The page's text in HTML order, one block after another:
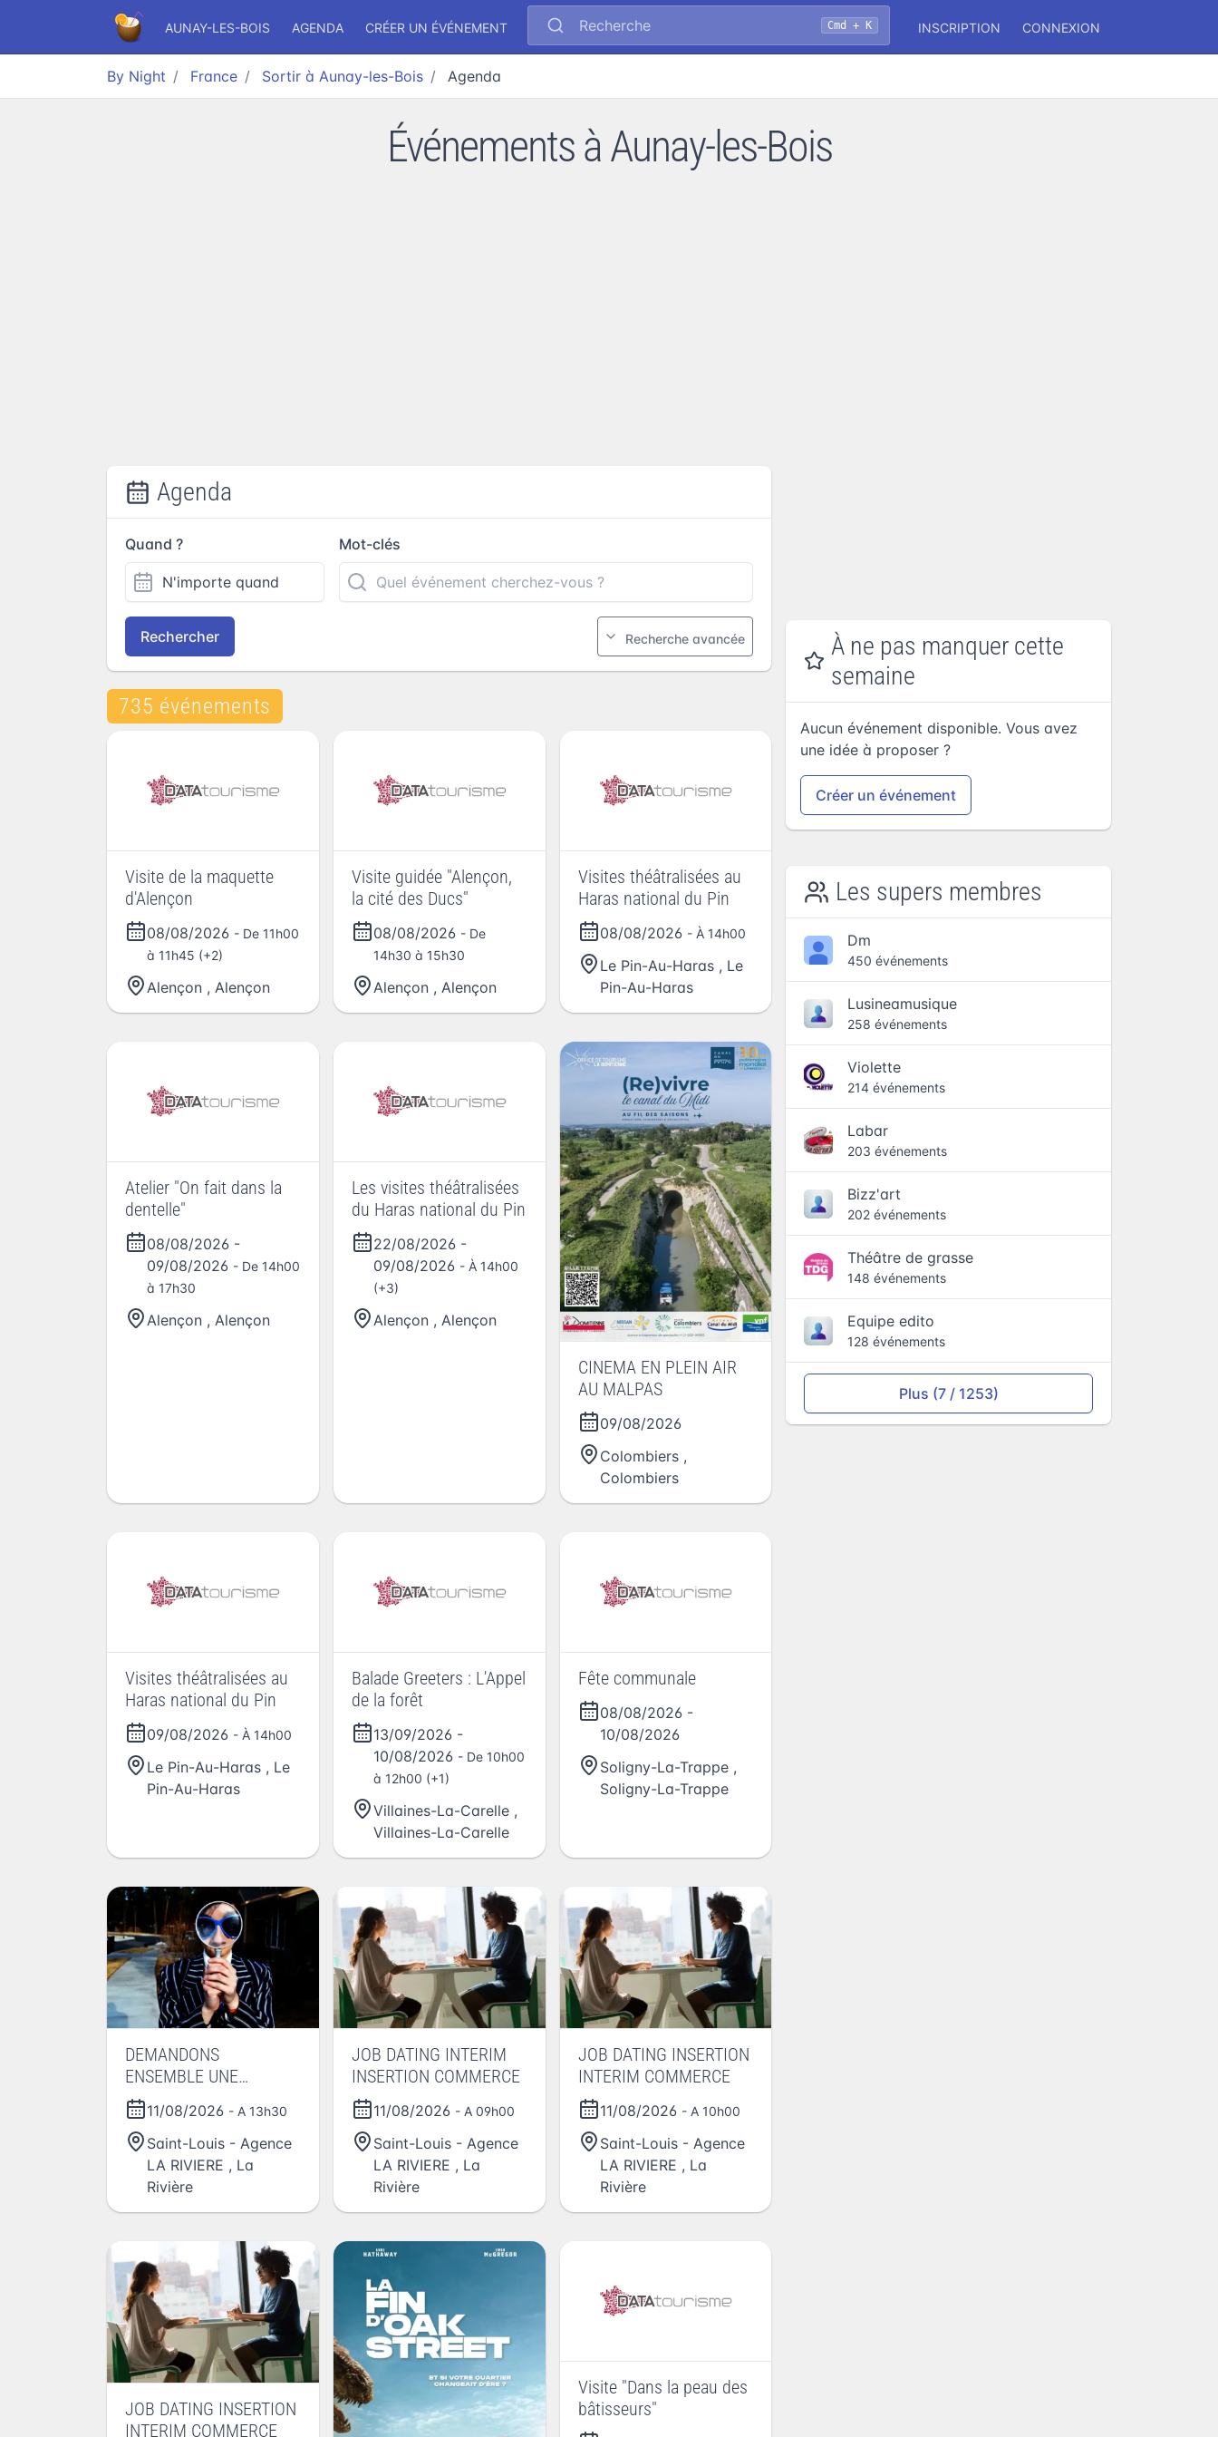
AUNAY-LES-BOIS AGENDA CRÉER UN ÉVÉNEMENT Recherche Cmd + K INSCRIPTION CONNEXION
By Night France Sortir à Aunay-les-Bois Agenda
Événements à Aunay-les-Bois
Agenda
Quand ? Mot-clés
Rechercher Recherche avancée
735 événements
Visite de la maquette
d'Alençon
08/08/2026 - De 11h00
à 11h45 (+2)
Alençon , Alençon
Visite guidée "Alençon,
la cité des Ducs"
08/08/2026 - De
14h30 à 15h30
Alençon , Alençon
Visites théâtralisées au
Haras national du Pin
08/08/2026 - À 14h00
Le Pin-Au-Haras , Le
Pin-Au-Haras
Atelier "On fait dans la
dentelle"
08/08/2026 -
09/08/2026 - De 14h00
à 17h30
Alençon , Alençon
Les visites théâtralisées
du Haras national du Pin
22/08/2026 -
09/08/2026 - À 14h00
(+3)
Alençon , Alençon
CINEMA EN PLEIN AIR
AU MALPAS
09/08/2026
Colombiers ,
Colombiers
Visites théâtralisées au
Haras national du Pin
09/08/2026 - À 14h00
Le Pin-Au-Haras , Le
Pin-Au-Haras
Balade Greeters : L'Appel
de la forêt
13/09/2026 -
10/08/2026 - De 10h00
à 12h00 (+1)
Villaines-La-Carelle ,
Villaines-La-Carelle
Fête communale
08/08/2026 -
10/08/2026
Soligny-La-Trappe ,
Soligny-La-Trappe
DEMANDONS
ENSEMBLE UNE
IMMERSION EN
ENTREPRISE
11/08/2026 - A 13h30
Saint-Louis - Agence
LA RIVIERE , La
Rivière
JOB DATING INTERIM
INSERTION COMMERCE
11/08/2026 - A 09h00
Saint-Louis - Agence
LA RIVIERE , La
Rivière
JOB DATING INSERTION
INTERIM COMMERCE
11/08/2026 - A 10h00
Saint-Louis - Agence
LA RIVIERE , La
Rivière
JOB DATING INSERTION
INTERIM COMMERCE
Visite "Dans la peau des
bâtisseurs"
À ne pas manquer cette
semaine
Aucun événement disponible. Vous avez
une idée à proposer ?
Créer un événement
Les supers membres
Dm
450 événements
Lusineamusique
258 événements
Violette
214 événements
Labar
203 événements
Bizz'art
202 événements
Théâtre de grasse
148 événements
Equipe edito
128 événements
Plus (7 / 1253)